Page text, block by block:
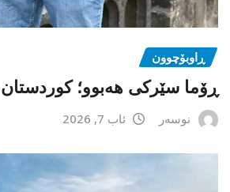
ڕاوبۆچوون
ڕۆما سێرکی هەبوو؛
نوسەر ئاب 7, 2026